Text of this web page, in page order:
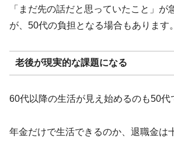
「まだ先の話だと思っていたこと」が
が、50代の負担となる場合もあります。
老後が現実的な課題になる
60代以降の生活が見え始めるのも50代
年金だけで生活できるのか、退職金は